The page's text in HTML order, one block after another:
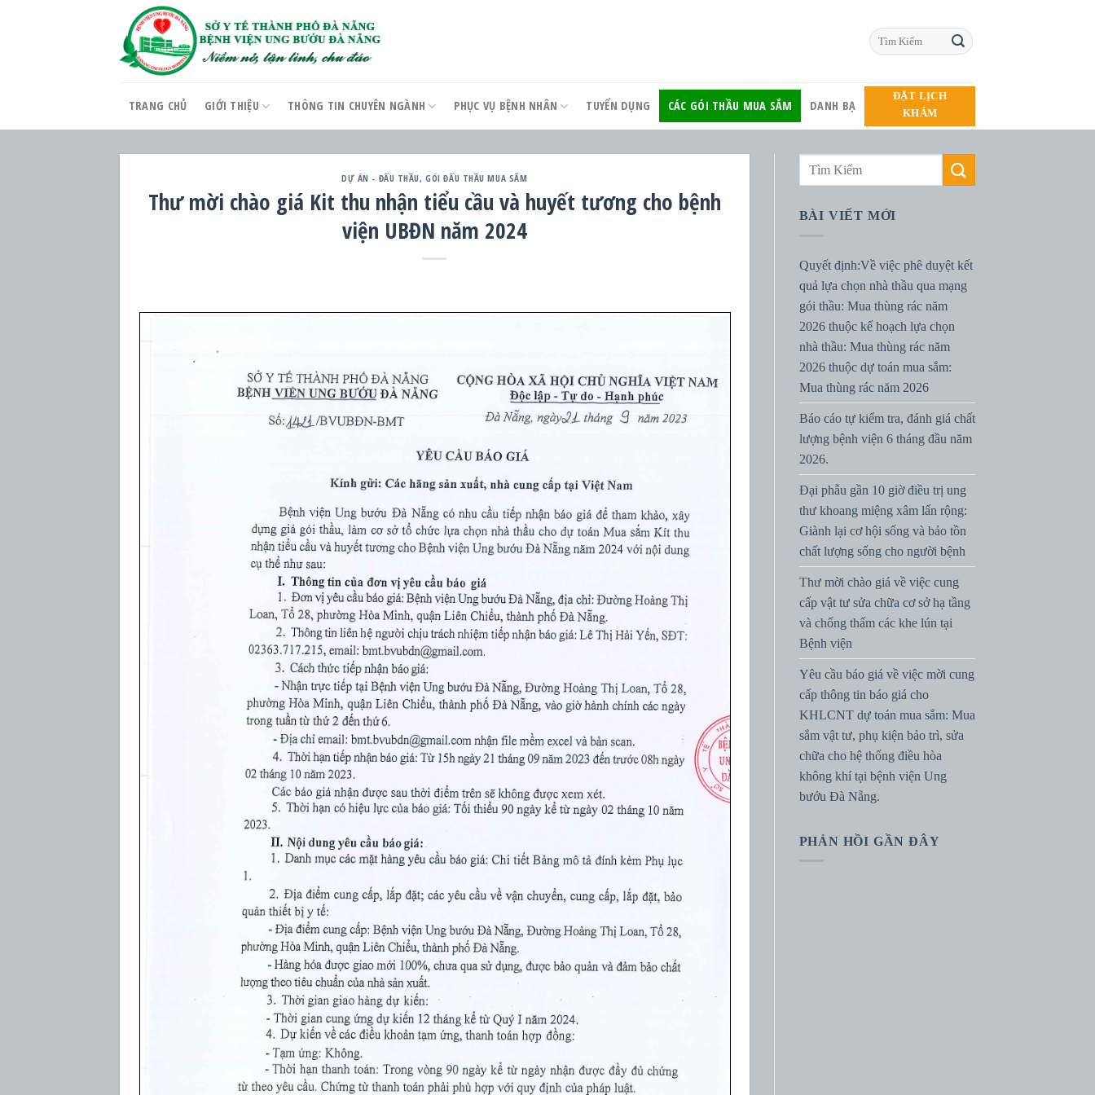
TRANG CHỦ GIỚI THIỆU THÔNG TIN CHUYÊN NGÀNH PHỤC VỤ BỆNH NHÂN TUYỂN DỤNG CÁC GÓI THẦU MUA SẮM DANH BẠ
ĐẶT LỊCH
KHÁM
DỰ ÁN - ĐẤU THẦU,GÓI ĐẤU THẦU MUA SẮM
Thư mời chào giá Kit thu nhận tiểu cầu và huyết tương cho bệnh
viện UBĐN năm 2024
BÀI VIẾT MỚI
Quyết định:Về việc phê duyệt kết
quả lựa chọn nhà thầu qua mạng
gói thầu: Mua thùng rác năm
2026 thuộc kế hoạch lựa chọn
nhà thầu: Mua thùng rác năm
2026 thuộc dự toán mua sắm:
Mua thùng rác năm 2026
Báo cáo tự kiểm tra, đánh giá chất
lượng bệnh viện 6 tháng đầu năm
2026.
Đại phẫu gần 10 giờ điều trị ung
thư khoang miệng xâm lấn rộng:
Giành lại cơ hội sống và bảo tồn
chất lượng sống cho người bệnh
Thư mời chào giá về việc cung
cấp vật tư sửa chữa cơ sở hạ tầng
và chống thấm các khe lún tại
Bệnh viện
Yêu cầu báo giá về việc mời cung
cấp thông tin báo giá cho
KHLCNT dự toán mua sắm: Mua
sắm vật tư, phụ kiện bảo trì, sửa
chữa cho hệ thống điều hòa
không khí tại bệnh viện Ung
bướu Đà Nẵng.
PHẢN HỒI GẦN ĐÂY